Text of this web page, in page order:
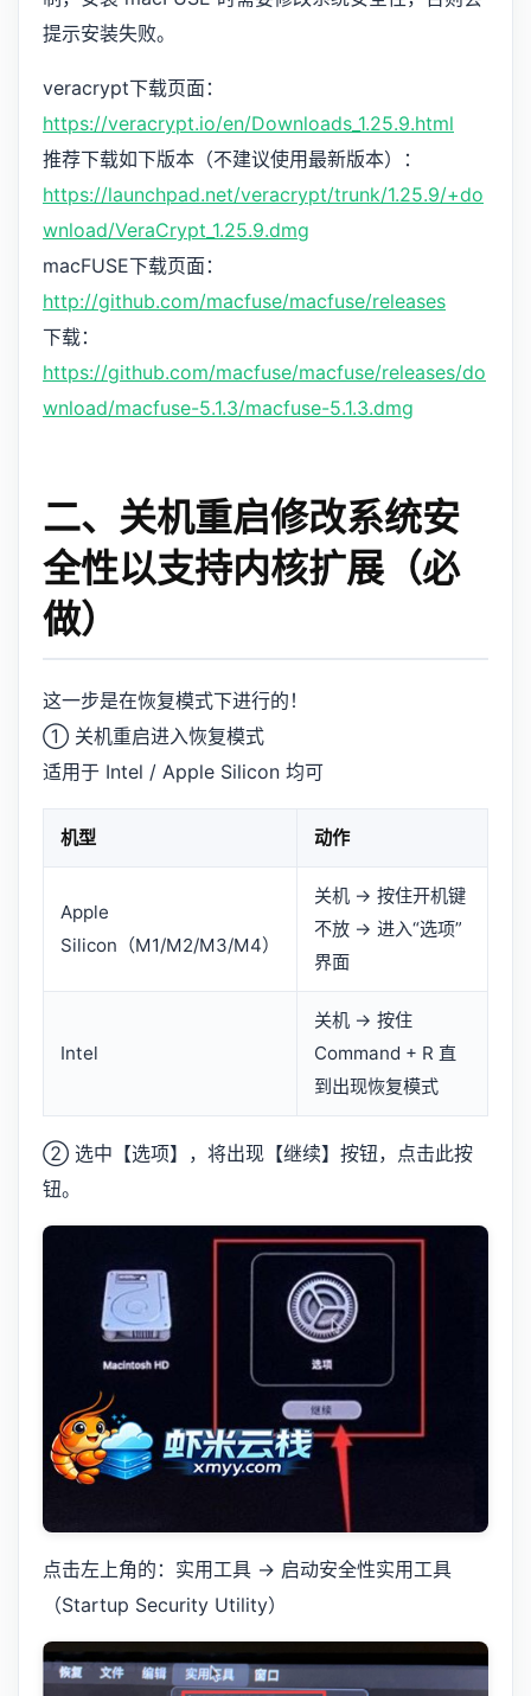
提示安装失败。
veracrypt下载页面：
https://veracrypt.io/en/Downloads_1.25.9.html
推荐下载如下版本（不建议使用最新版本）：
https://launchpad.net/veracrypt/trunk/1.25.9/+do
wnload/VeraCrypt_1.25.9.dmg
macFUSE下载页面：
http://github.com/macfuse/macfuse/releases
下载：
https://github.com/macfuse/macfuse/releases/do
wnload/macfuse-5.1.3/macfuse-5.1.3.dmg
二、关机重启修改系统安
全性以支持内核扩展（必
做）
这一步是在恢复模式下进行的！
① 关机重启进入恢复模式
适用于 Intel / Apple Silicon 均可
机型 动作
Apple
Silicon（M1/M2/M3/M4）
关机 → 按住开机键
不放 → 进入“选项”
界面
Intel
关机 → 按住
Command + R 直
到出现恢复模式
② 选中【选项】，将出现【继续】按钮，点击此按
钮。
点击左上角的：实用工具 → 启动安全性实用工具
（Startup Security Utility）